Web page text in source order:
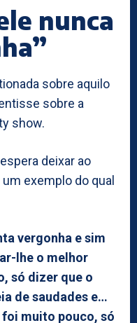
nunca
sobre aquilo
sobre a
show.
deixar ao
exemplo do qual
vergonha e sim
lhe o melhor
só dizer que o
de saudades e…
foi muito pouco, só